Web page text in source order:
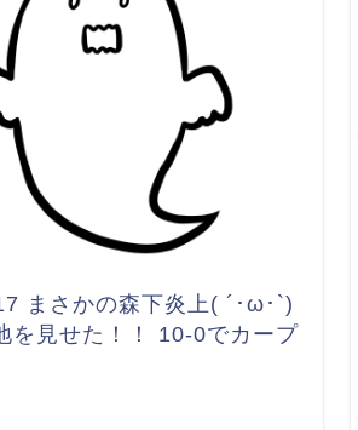
まさかの森下炎上( ´･ω･`)
を見せた！！ 10-0でカープ